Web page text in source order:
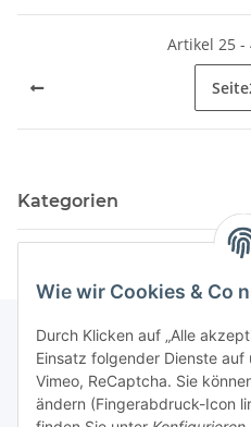
Wie wir Cookies & Co
Durch Klicken auf „Alle
Einsatz folgender Dienste auf
Vimeo, ReCaptcha. Sie
ändern (Fingerabdruck-Icon
Artikel 25 -
Seite
Kategorien
Informationen